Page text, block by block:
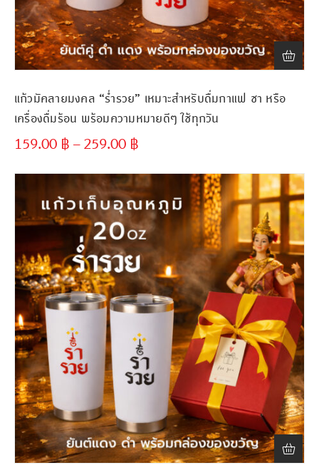
แก้วมัคลายมงคล “ร่ำรวย” เหมาะสำหรับดื่มกาแฟ ชา หรือ
เครื่องดื่มร้อน พร้อมความหมายดีๆ ใช้ทุกวัน
159.00 ฿–259.00 ฿